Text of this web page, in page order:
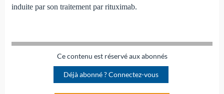
induite par son traitement par rituximab.
Ce contenu est réservé aux abonnés
Déjà abonné ? Connectez-vous